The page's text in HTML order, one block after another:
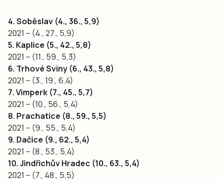
4. Soběslav (4., 36., 5,9)
2021 – (4., 27., 5,9)
5. Kaplice (5., 42., 5,8)
2021 – (11., 59., 5,3)
6. Trhové Sviny (6., 43., 5,8)
2021 – (3., 19., 6,4)
7. Vimperk (7., 45., 5,7)
2021 – (10., 56., 5,4)
8. Prachatice (8., 59., 5,5)
2021 – (9., 55., 5,4)
9. Dačice (9., 62., 5,4)
2021 – (8., 53., 5,4)
10. Jindřichův Hradec (10., 63., 5,4)
2021 – (7., 48., 5,5)